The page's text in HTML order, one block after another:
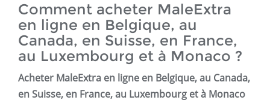
Comment acheter MaleExtra
en ligne en Belgique, au
Canada, en Suisse, en France,
au Luxembourg et à Monaco ?
Acheter MaleExtra en ligne en Belgique, au Canada,
en Suisse, en France, au Luxembourg et à Monaco